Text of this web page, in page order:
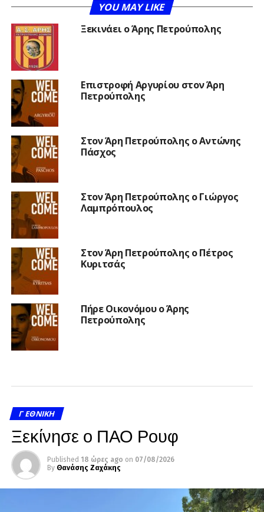
YOU MAY LIKE
Ξεκινάει ο Άρης Πετρούπολης
Επιστροφή Αργυρίου στον Άρη
Πετρούπολης
Στον Άρη Πετρούπολης ο Αντώνης
Πάσχος
Στον Άρη Πετρούπολης ο Γιώργος
Λαμπρόπουλος
Στον Άρη Πετρούπολης ο Πέτρος
Κυριτσάς
Πήρε Οικονόμου ο Άρης
Πετρούπολης
Γ ΕΘΝΙΚΉ
Ξεκίνησε ο ΠΑΟ Ρουφ
Published 18 ώρες ago on 07/08/2026
By Θανάσης Ζαχάκης